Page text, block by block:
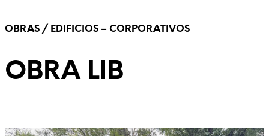
OBRAS / EDIFICIOS – CORPORATIVOS
OBRA LIB